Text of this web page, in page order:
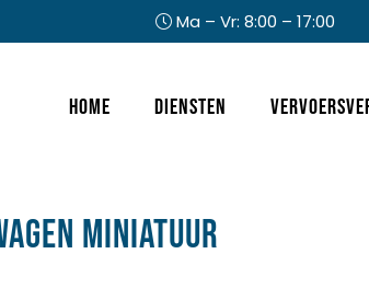
Ma – Vr: 8:00 – 17:00
Rechts
Home Diensten
miniatuur